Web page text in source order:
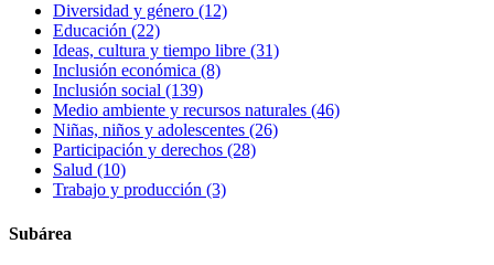
Diversidad y género (12)
Educación (22)
Ideas, cultura y tiempo libre (31)
Inclusión económica (8)
Inclusión social (139)
Medio ambiente y recursos naturales (46)
Niñas, niños y adolescentes (26)
Participación y derechos (28)
Salud (10)
Trabajo y producción (3)
Subárea